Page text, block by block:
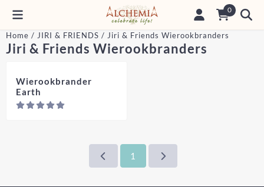
Cookievoorkeuren zijn momenteel gesloten. 0
Home / JIRI & FRIENDS / Jiri & Friends Wierookbranders
Jiri & Friends Wierookbranders
Wierookbrander
Earth
1